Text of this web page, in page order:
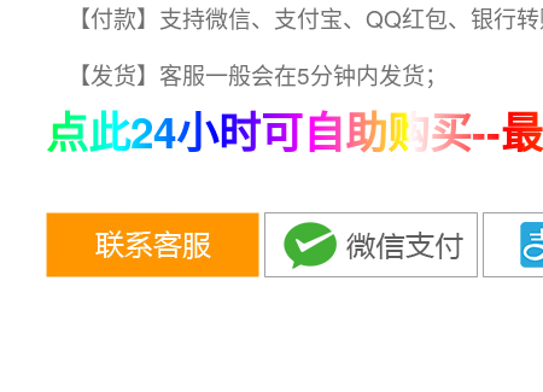
【付款】支持微信、支付宝、QQ红包、银行
【发货】客服一般会在5分钟内发货；
点此24小时可自助购买--